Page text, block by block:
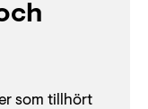
som tillhört